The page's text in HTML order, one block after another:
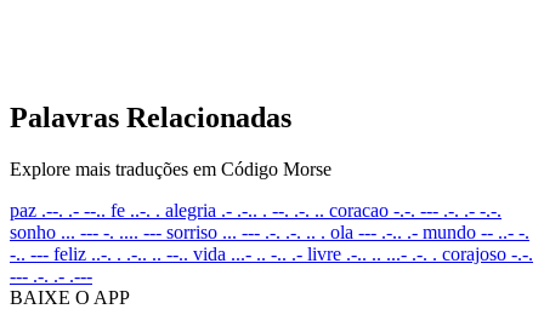
Palavras Relacionadas
Explore mais traduções em Código Morse
paz .--. .- --.. fe ..-. . alegria .- .-.. . --. .-. .. coracao -.-. --- .-. .- -.-.
sonho ... --- -. .... --- sorriso ... --- .-. .-. .. . ola --- .-.. .- mundo -- ..- -.
-.. --- feliz ..-. . .-.. .. --.. vida ...- .. -.. .- livre .-.. .. ...- .-. . corajoso -.-.
--- .-. .- .---
BAIXE O APP